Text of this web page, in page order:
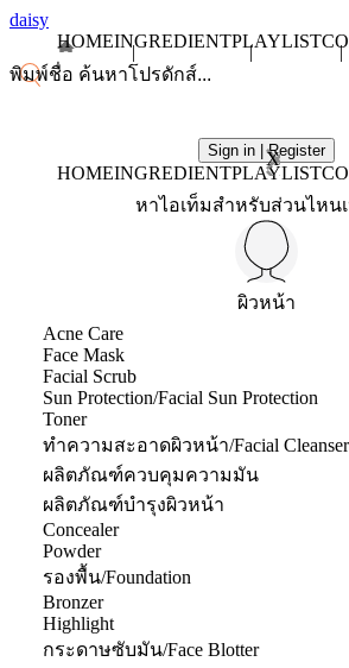
daisy
HOMEINGREDIENTPLAYLIST
Sign in | Register
X
HOMEINGREDIENTPLAYLIST
หาไอเท็มสำหรับส่วนไหน
ผิวหน้า
Acne Care
Face Mask
Facial Scrub
Sun Protection/Facial Sun Protection
Toner
ทำความสะอาดผิวหน้า/Facial Cleanser
ผลิตภัณฑ์ควบคุมความมัน
ผลิตภัณฑ์บำรุงผิวหน้า
Concealer
Powder
รองพื้น/Foundation
Bronzer
Highlight
กระดาษซับมัน/Face Blotter